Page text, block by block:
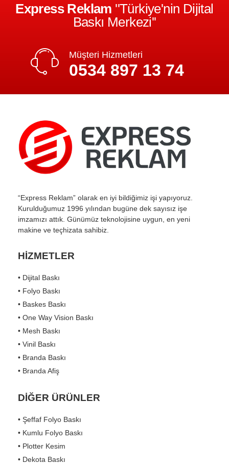
Express Reklam ''Türkiye'nin Dijital
Baskı Merkezi''
Müşteri Hizmetleri
0534 897 13 74
“Express Reklam” olarak en iyi bildiğimiz işi yapıyoruz.
Kurulduğumuz 1996 yılından bugüne dek sayısız işe
imzamızı attık. Günümüz teknolojisine uygun, en yeni
makine ve teçhizata sahibiz.
HİZMETLER
• Dijital Baskı
• Folyo Baskı
• Baskes Baskı
• One Way Vision Baskı
• Mesh Baskı
• Vinil Baskı
• Branda Baskı
• Branda Afiş
DİĞER ÜRÜNLER
• Şeffaf Folyo Baskı
• Kumlu Folyo Baskı
• Plotter Kesim
• Dekota Baskı